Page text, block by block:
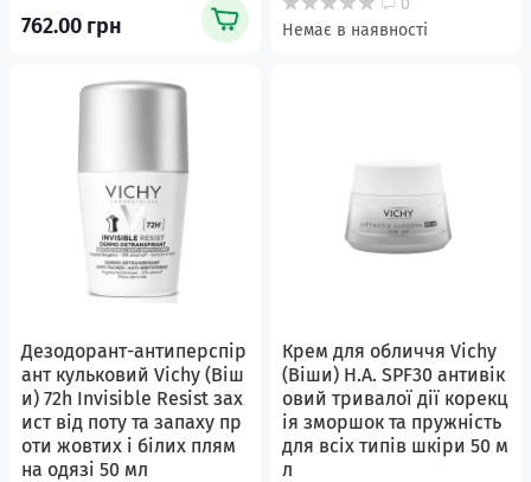
762.00 грн
0
Немає в наявності
Дезодорант-антиперспір
ант кульковий Vichy (Віш
и) 72h Invisible Resist зах
ист від поту та запаху пр
оти жовтих і білих плям
на одязі 50 мл
Крем для обличчя Vichy
(Віши) H.A. SPF30 антивік
овий тривалої дії корекц
ія зморшок та пружність
для всіх типів шкіри 50 м
л